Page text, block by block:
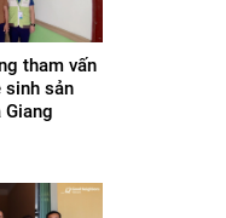
tham vấn
sinh sản